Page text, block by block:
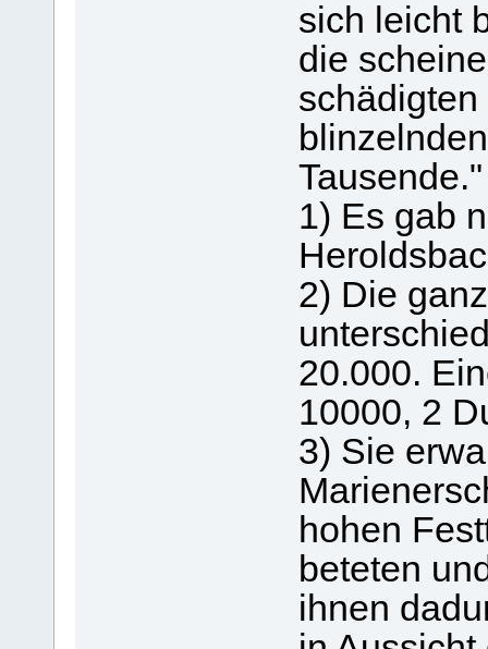
sich leicht
die
Tausende."
1) Es gab
2) Die
20.000.
10000, 2
3) Sie
hohen
beteten
ihnen